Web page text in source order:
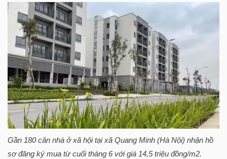
Gần 180 căn nhà ở xã hội tại xã Quang Minh (Hà Nội) nhận hồ
sơ đăng ký mua từ cuối tháng 6 với giá 14,5 triệu đồng/m2.
THẾ
GIỚI
ĐÔNG
DƯƠNG